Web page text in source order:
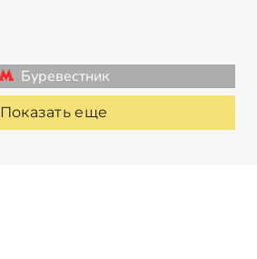
Буревестник
Показать еще